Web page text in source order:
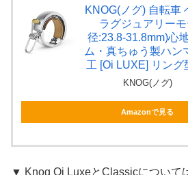
KNOG(ノグ) 自転車
ラグジュアリー
径:23.8-31.8mm)心
ム・真ちゅう製ハン
工 [Oi LUXE] リング
KNOG(ノグ)
Amazonで見る
▼ Knog Oi LuxeとClassicについて